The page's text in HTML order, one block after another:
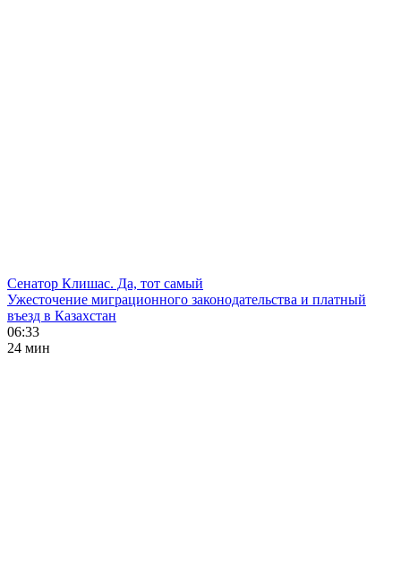
Сенатор Клишас. Да, тот самый
Ужесточение миграционного законодательства и платный
въезд в Казахстан
06:33
24 мин